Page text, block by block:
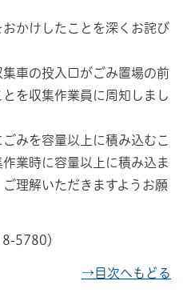
かけしたことを深くお詫び
車の投入口がごみ置場の前
を収集作業員に周知しまし
みを容量以上に積み込むこ
業時に容量以上に積み込ま
理解いただきますようお願
5780）
→目次へもどる